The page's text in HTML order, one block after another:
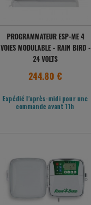
PROGRAMMATEUR ESP-ME 4
VOIES MODULABLE - RAIN BIRD -
24 VOLTS
244.80 €
Expédié l'après-midi pour une
commande avant 11h